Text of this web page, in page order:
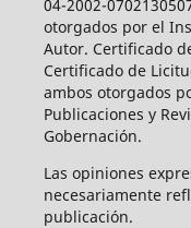
04-2002-
otorgados por el
Autor. Certificado
Certificado de
ambos otorgados
Publicaciones y
Gobernación.
Las opiniones
necesariamente
publicación.